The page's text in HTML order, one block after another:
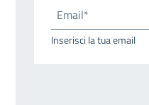
Email*
Inserisci la tua email